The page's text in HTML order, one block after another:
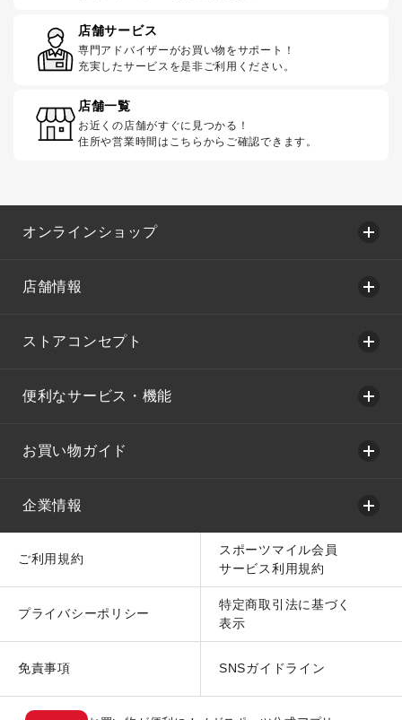
店舗サービス
専門アドバイザーがお買い物をサポート！
充実したサービスを是非ご利用ください。
店舗一覧
お近くの店舗がすぐに見つかる！
住所や営業時間はこちらからご確認できます。
オンラインショップ
店舗情報
ストアコンセプト
便利なサービス・機能
お買い物ガイド
企業情報
ご利用規約
スポーツマイル会員
サービス利用規約
プライバシーポリシー
特定商取引法に基づく
表示
免責事項 SNSガイドライン